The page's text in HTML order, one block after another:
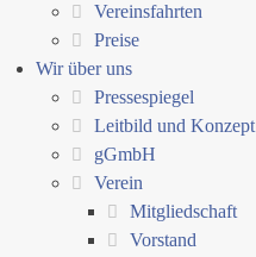
Vereinsfahrten
Preise
Wir über uns
Pressespiegel
Leitbild und Konzept
gGmbH
Verein
Mitgliedschaft
Vorstand